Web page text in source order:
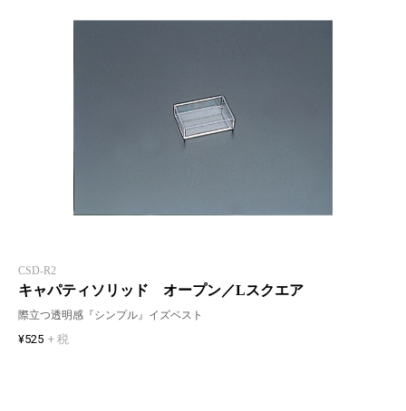
CSD-R2
キャパティソリッド オープン／Lスクエア
際立つ透明感『シンプル』イズベスト
¥525 + 税